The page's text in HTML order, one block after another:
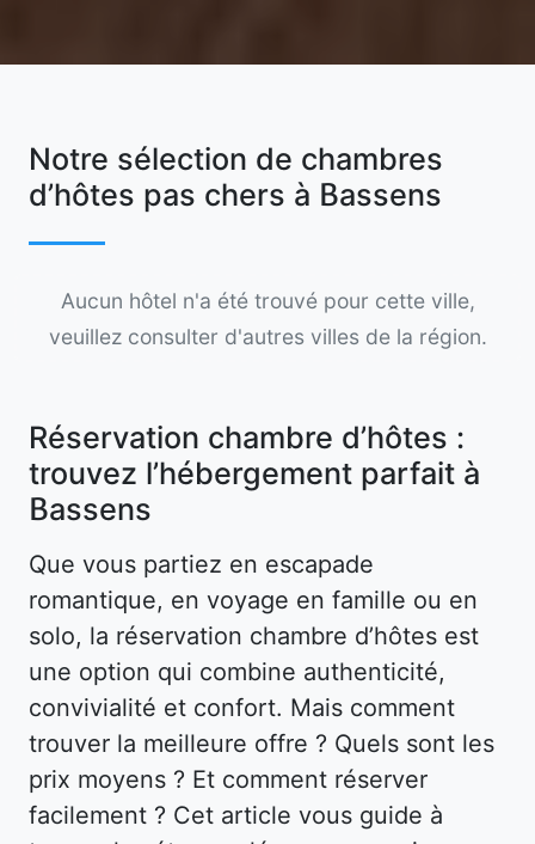
Notre sélection de chambres
d’hôtes pas chers à Bassens
Aucun hôtel n'a été trouvé pour cette ville,
veuillez consulter d'autres villes de la région.
Réservation chambre d’hôtes :
trouvez l’hébergement parfait à
Bassens
Que vous partiez en escapade
romantique, en voyage en famille ou en
solo, la réservation chambre d’hôtes est
une option qui combine authenticité,
convivialité et confort. Mais comment
trouver la meilleure offre ? Quels sont les
prix moyens ? Et comment réserver
facilement ? Cet article vous guide à